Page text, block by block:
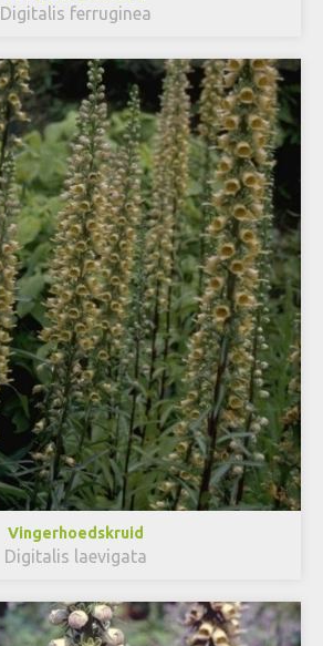
Digitalis ferruginea
Vingerhoedskruid
Digitalis laevigata